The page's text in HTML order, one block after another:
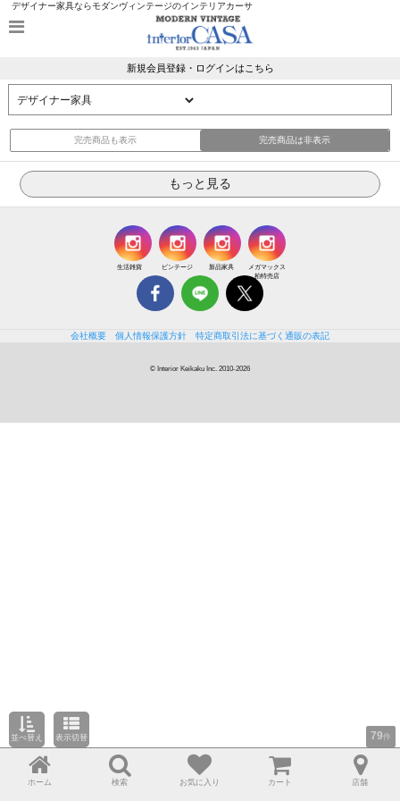
ホーム 検索 お気に入り カート 店舗
デザイナー家具ならモダンヴィンテージのインテリアカーサ
新規会員登録・ログインはこちら
並べ替え 表示切替
完売商品も表示 完売商品は非表示
79件
生活雑貨 ビンテージ 新品家具
メガマックス
柏特売店
会社概要 個人情報保護方針 特定商取引法に基づく通販の表記
© Interior Keikaku Inc. 2010-2026